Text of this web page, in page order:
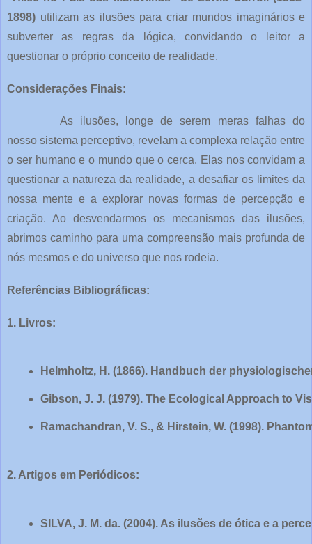
1898) utilizam as ilusões para criar mundos imaginários e
subverter as regras da lógica, convidando o leitor a
questionar o próprio conceito de realidade.
Considerações Finais:
As ilusões, longe de serem meras falhas do
nosso sistema perceptivo, revelam a complexa relação entre
o ser humano e o mundo que o cerca. Elas nos convidam a
questionar a natureza da realidade, a desafiar os limites da
nossa mente e a explorar novas formas de percepção e
criação. Ao desvendarmos os mecanismos das ilusões,
abrimos caminho para uma compreensão mais profunda de
nós mesmos e do universo que nos rodeia.
Referências Bibliográficas:
1. Livros:
Helmholtz, H. (1866). Handbuch der
Gibson, J. J. (1979). The Ecological Approach to
Ramachandran, V. S., & Hirstein, W. (1998).
2. Artigos em Periódicos:
SILVA, J. M. da. (2004). As ilusões de ótica e a